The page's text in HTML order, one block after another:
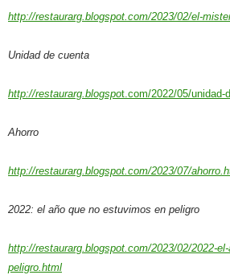
http://restaurarg.blogspot.com/2023/02/el-
Unidad de cuenta
http://restaurarg.blogspot.com/2022/05/unidad-
Ahorro
http://restaurarg.blogspot.com/2023/07/
2022: el año que no estuvimos en peligro
http://restaurarg.blogspot.com/2023/02/2022-
peligro.html